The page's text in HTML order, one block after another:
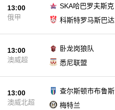
13:00
俄甲
SKA哈巴罗夫斯克
科斯特罗马斯巴达
13:00
澳威超
卧龙岗狼队
悉尼联盟
13:00
澳威北超
查尔斯顿市布鲁斯
梅特兰